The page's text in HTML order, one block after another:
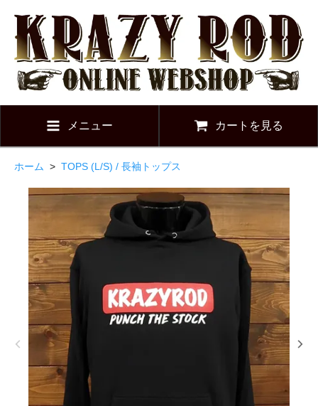
メニュー カートを見る
ホーム > TOPS (L/S) / 長袖トップス